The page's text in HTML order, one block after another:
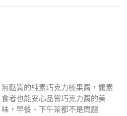
無麩質的純素巧克力榛果醬，讓素
食者也能安心品嘗巧克力醬的美
味，早餐、下午茶都不是問題